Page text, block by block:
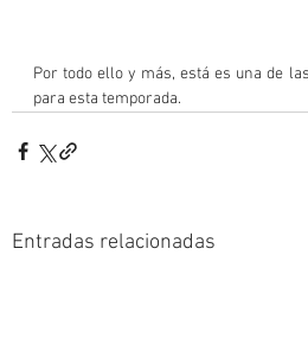
Por todo ello y más, está es una de
para esta temporada.
Entradas relacionadas